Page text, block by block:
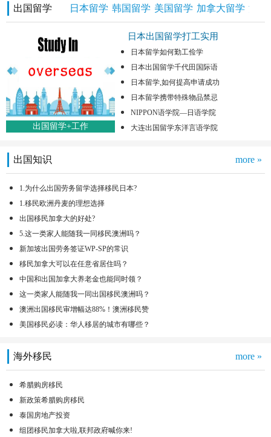
出国留学 日本留学 韩国留学 美国留学 加拿大留学 澳洲
出国留学+工作
日本出国留学打工实用
日本留学如何勤工俭学
日本出国留学千代田国际语
日本留学,如何提高申请成功
日本留学携带特殊物品禁忌
NIPPON语学院—日语学院
大连出国留学东洋言语学院
出国知识 more »
1.为什么出国劳务留学选择移民日本?
1.移民欧洲丹麦的理想选择
出国移民加拿大的好处?
5.这一类家人能随我一同移民澳洲吗？
新加坡出国劳务签证WP-SP的常识
移民加拿大可以在任意省居住吗？
中国和出国加拿大养老金也能同时领？
这一类家人能随我一同出国移民澳洲吗？
澳洲出国移民审增幅达88%！澳洲移民赞
美国移民必读：华人移居的城市有哪些？
海外移民 more »
希腊购房移民
新政策希腊购房移民
泰国房地产投资
组团移民加拿大啦,联邦政府喊你来!